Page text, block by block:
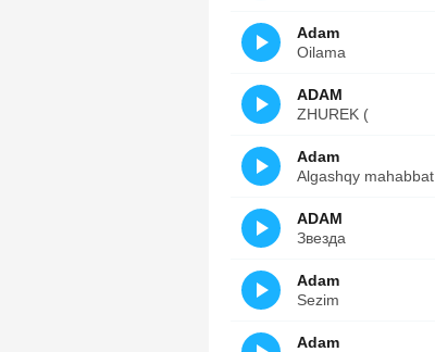
Adam
Oilama
ADAM
ZHUREK (
Adam
Algashqy mahabbat
ADAM
Звезда
Adam
Sezim
Adam